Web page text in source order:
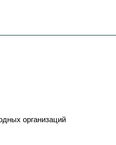
организаций